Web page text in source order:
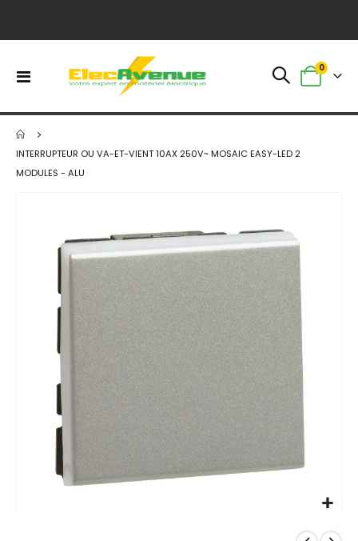
Basculer
Panier
0
INTERRUPTEUR OU VA-ET-VIENT 10AX 250V~ MOSAIC EASY-LED 2
MODULES - ALU